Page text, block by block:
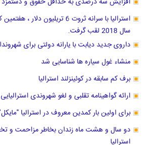
استرالیا با سرانه ثروت 6 تریلیون
سال 2018 لقب گرفت.
داروی جدید دیابت با یارانه دولتی برای
منشاء غول سیاره ها شناسایی شد
برف کم سابقه در کوئینزلند استرالیا
ارائه گواهینامه تقلبی و لغو شهروندی استرالیایی
برای اولین بار کمدین معروف در استرالیا
دو سال و هشت ماه زندان بخاطر مزاحمت و
استرالیا